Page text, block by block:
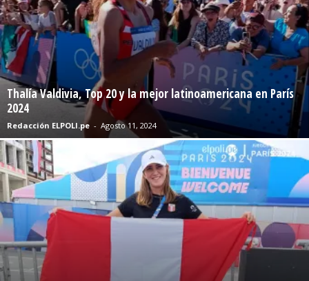
Thalía Valdivia, Top 20 y la mejor latinoamericana en París
2024
Redacción ELPOLI.pe - Agosto 11, 2024